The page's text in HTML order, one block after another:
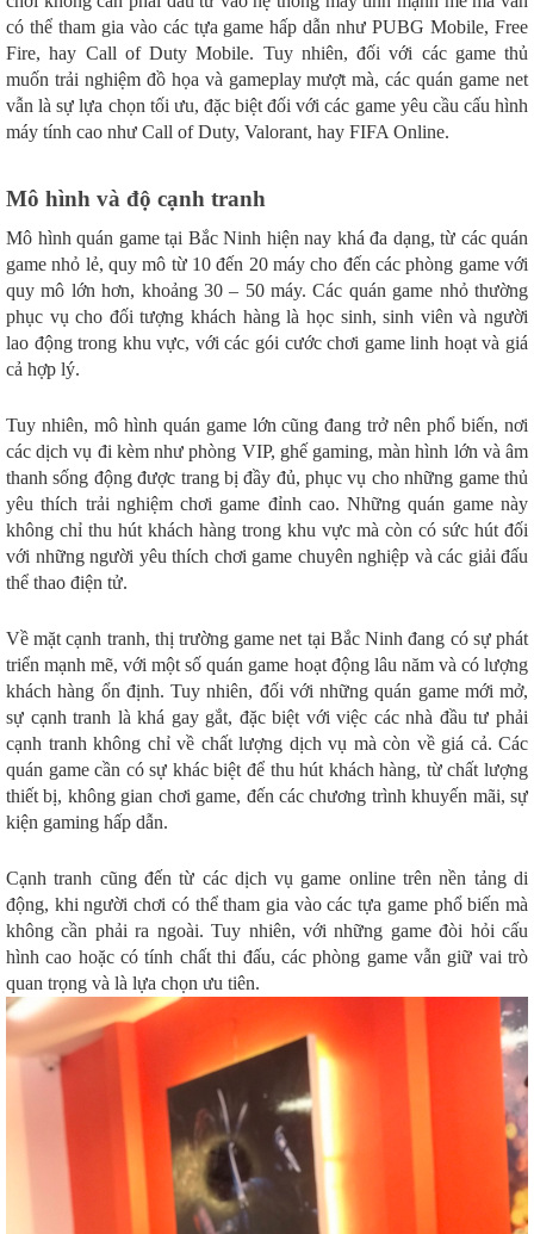
có thể tham gia vào các tựa game hấp dẫn như PUBG Mobile, Free
Fire, hay Call of Duty Mobile. Tuy nhiên, đối với các game thủ
muốn trải nghiệm đồ họa và gameplay mượt mà, các quán game net
vẫn là sự lựa chọn tối ưu, đặc biệt đối với các game yêu cầu cấu hình
máy tính cao như Call of Duty, Valorant, hay FIFA Online.
Mô hình và độ cạnh tranh
Mô hình quán game tại Bắc Ninh hiện nay khá đa dạng, từ các quán
game nhỏ lẻ, quy mô từ 10 đến 20 máy cho đến các phòng game với
quy mô lớn hơn, khoảng 30 – 50 máy. Các quán game nhỏ thường
phục vụ cho đối tượng khách hàng là học sinh, sinh viên và người
lao động trong khu vực, với các gói cước chơi game linh hoạt và giá
cả hợp lý.
Tuy nhiên, mô hình quán game lớn cũng đang trở nên phổ biến, nơi
các dịch vụ đi kèm như phòng VIP, ghế gaming, màn hình lớn và âm
thanh sống động được trang bị đầy đủ, phục vụ cho những game thủ
yêu thích trải nghiệm chơi game đỉnh cao. Những quán game này
không chỉ thu hút khách hàng trong khu vực mà còn có sức hút đối
với những người yêu thích chơi game chuyên nghiệp và các giải đấu
thể thao điện tử.
Về mặt cạnh tranh, thị trường game net tại Bắc Ninh đang có sự phát
triển mạnh mẽ, với một số quán game hoạt động lâu năm và có lượng
khách hàng ổn định. Tuy nhiên, đối với những quán game mới mở,
sự cạnh tranh là khá gay gắt, đặc biệt với việc các nhà đầu tư phải
cạnh tranh không chỉ về chất lượng dịch vụ mà còn về giá cả. Các
quán game cần có sự khác biệt để thu hút khách hàng, từ chất lượng
thiết bị, không gian chơi game, đến các chương trình khuyến mãi, sự
kiện gaming hấp dẫn.
Cạnh tranh cũng đến từ các dịch vụ game online trên nền tảng di
động, khi người chơi có thể tham gia vào các tựa game phổ biến mà
không cần phải ra ngoài. Tuy nhiên, với những game đòi hỏi cấu
hình cao hoặc có tính chất thi đấu, các phòng game vẫn giữ vai trò
quan trọng và là lựa chọn ưu tiên.